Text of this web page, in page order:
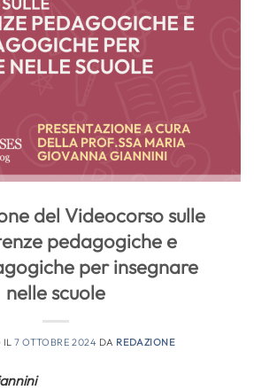
del Videocorso sulle
pedagogiche e
per insegnare
nelle scuole
IL7 OTTOBRE 2024 DA REDAZIONE